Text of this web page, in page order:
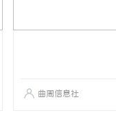
曲周信息社